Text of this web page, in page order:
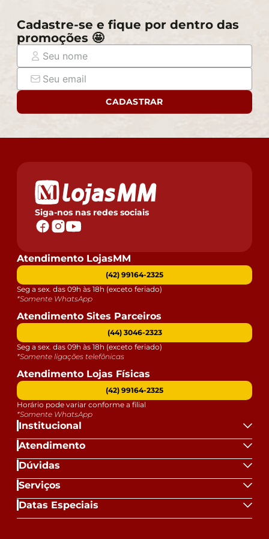
Cadastre-se e fique por dentro das
promoções 🤩
CADASTRAR
Siga-nos nas redes sociais
Institucional
Atendimento
Dúvidas
Serviços
Datas Especiais
Atendimento LojasMM
(42) 99164-2325
Seg a sex. das 09h às 18h (exceto feriado)
*Somente WhatsApp
Atendimento Sites Parceiros
(44) 3046-2323
Seg a sex. das 09h às 18h (exceto feriado)
*Somente ligações telefônicas
Atendimento Lojas Físicas
(42) 99164-2325
Horário pode variar conforme a filial
*Somente WhatsApp